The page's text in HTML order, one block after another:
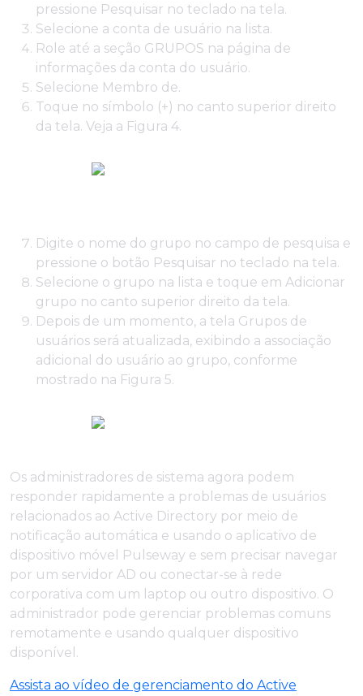
pressione Pesquisar no teclado na tela.
Selecione a conta de usuário na lista.
Role até a seção GRUPOS na página de
informações da conta do usuário.
Selecione Membro de.
Toque no símbolo (+) no canto superior direito
da tela. Veja a Figura 4.
Digite o nome do grupo no campo de pesquisa e
pressione o botão Pesquisar no teclado na tela.
Selecione o grupo na lista e toque em Adicionar
grupo no canto superior direito da tela.
Depois de um momento, a tela Grupos de
usuários será atualizada, exibindo a associação
adicional do usuário ao grupo, conforme
mostrado na Figura 5.
Os administradores de sistema agora podem
responder rapidamente a problemas de usuários
relacionados ao Active Directory por meio de
notificação automática e usando o aplicativo de
dispositivo móvel Pulseway e sem precisar navegar
por um servidor AD ou conectar-se à rede
corporativa com um laptop ou outro dispositivo. O
administrador pode gerenciar problemas comuns
remotamente e usando qualquer dispositivo
disponível.
Assista ao vídeo de gerenciamento do Active